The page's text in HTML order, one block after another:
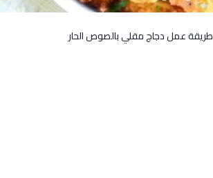
طريقة عمل دجاج مقلي بالصوص الحار